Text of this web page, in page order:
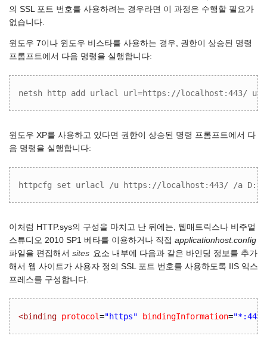
의 SSL 포트 번호를 사용하려는 경우라면 이 과정은 수행할 필요가
없습니다.
윈도우 7이나 윈도우 비스타를 사용하는 경우, 권한이 상승된 명령
프롬프트에서 다음 명령을 실행합니다:
netsh http add urlacl url=https://localhost:443/
윈도우 XP를 사용하고 있다면 권한이 상승된 명령 프롬프트에서 다
음 명령을 실행합니다:
httpcfg set urlacl /u https://localhost:443/ /a
이처럼 HTTP.sys의 구성을 마치고 난 뒤에는, 웹매트릭스나 비주얼
스튜디오 2010 SP1 베타를 이용하거나 직접 applicationhost.config
파일을 편집해서 sites 요소 내부에 다음과 같은 바인딩 정보를 추가
해서 웹 사이트가 사용자 정의 SSL 포트 번호를 사용하도록 IIS 익스
프레스를 구성합니다.
<binding protocol="https" bindingInformation=